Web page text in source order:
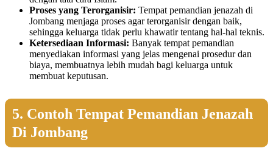
Proses yang Terorganisir: Tempat pemandian jenazah di
Jombang menjaga proses agar terorganisir dengan baik,
sehingga keluarga tidak perlu khawatir tentang hal-hal teknis.
Ketersediaan Informasi: Banyak tempat pemandian
menyediakan informasi yang jelas mengenai prosedur dan
biaya, membuatnya lebih mudah bagi keluarga untuk
membuat keputusan.
5. Contoh Tempat Pemandian Jenazah
Di Jombang